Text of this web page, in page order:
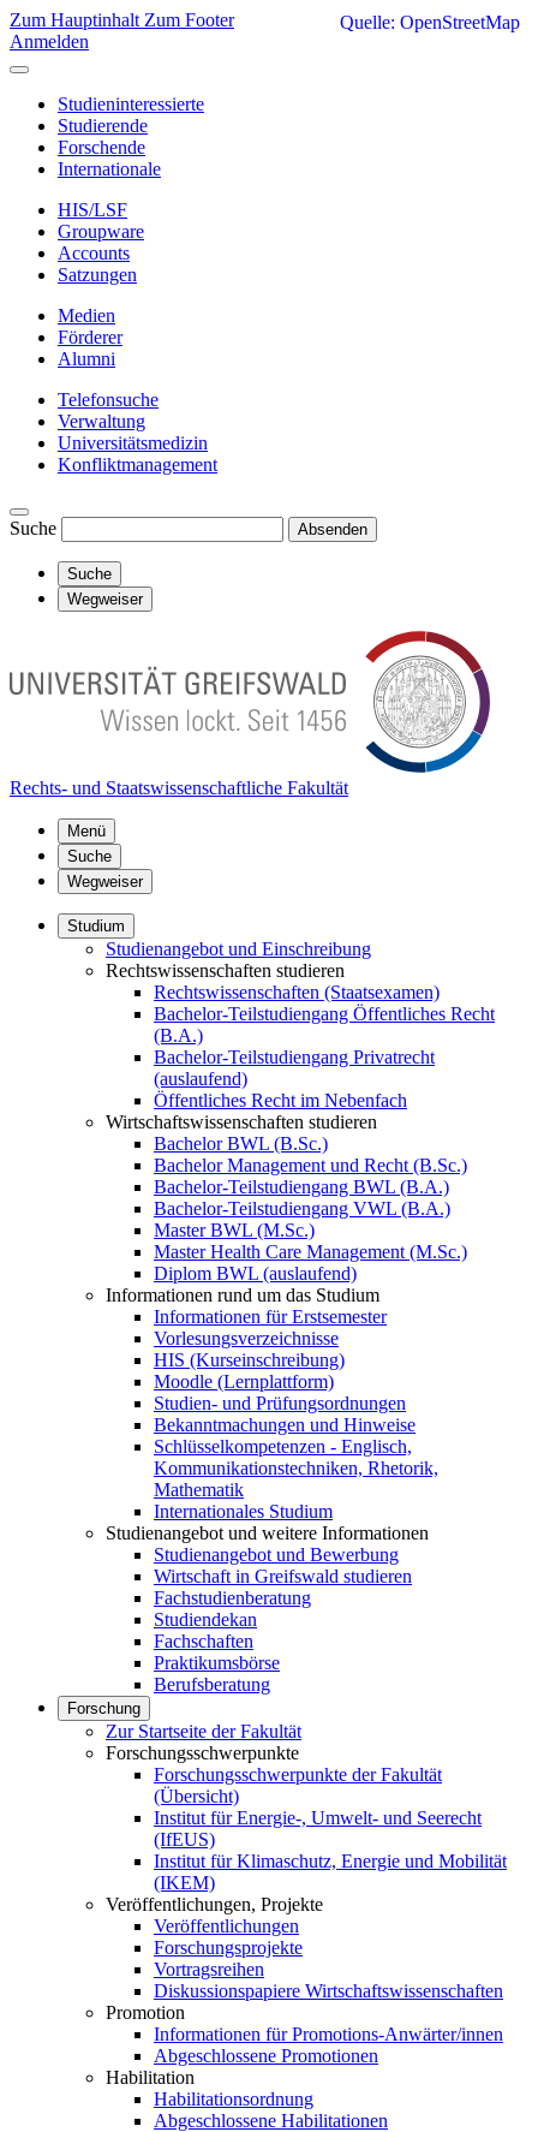
Zum Hauptinhalt Zum Footer
Anmelden
Studieninteressierte
Studierende
Forschende
Internationale
HIS/LSF
Groupware
Accounts
Satzungen
Medien
Förderer
Alumni
Telefonsuche
Verwaltung
Universitätsmedizin
Konfliktmanagement
Suche Absenden
Suche
Wegweiser
Rechts- und Staatswissenschaftliche Fakultät
Menü
Suche
Wegweiser
Studium
Studienangebot und Einschreibung
Rechtswissenschaften studieren
Rechtswissenschaften (Staatsexamen)
Bachelor-Teilstudiengang Öffentliches Recht
(B.A.)
Bachelor-Teilstudiengang Privatrecht
(auslaufend)
Öffentliches Recht im Nebenfach
Wirtschaftswissenschaften studieren
Bachelor BWL (B.Sc.)
Bachelor Management und Recht (B.Sc.)
Bachelor-Teilstudiengang BWL (B.A.)
Bachelor-Teilstudiengang VWL (B.A.)
Master BWL (M.Sc.)
Master Health Care Management (M.Sc.)
Diplom BWL (auslaufend)
Informationen rund um das Studium
Informationen für Erstsemester
Vorlesungsverzeichnisse
HIS (Kurseinschreibung)
Moodle (Lernplattform)
Studien- und Prüfungsordnungen
Bekanntmachungen und Hinweise
Schlüsselkompetenzen - Englisch,
Kommunikationstechniken, Rhetorik,
Mathematik
Internationales Studium
Studienangebot und weitere Informationen
Studienangebot und Bewerbung
Wirtschaft in Greifswald studieren
Fachstudienberatung
Studiendekan
Fachschaften
Praktikumsbörse
Berufsberatung
Forschung
Zur Startseite der Fakultät
Forschungsschwerpunkte
Forschungsschwerpunkte der Fakultät
(Übersicht)
Institut für Energie-, Umwelt- und Seerecht
(IfEUS)
Institut für Klimaschutz, Energie und Mobilität
(IKEM)
Veröffentlichungen, Projekte
Veröffentlichungen
Forschungsprojekte
Vortragsreihen
Diskussionspapiere Wirtschaftswissenschaften
Promotion
Informationen für Promotions-Anwärter/innen
Abgeschlossene Promotionen
Habilitation
Habilitationsordnung
Abgeschlossene Habilitationen
Quelle: OpenStreetMap